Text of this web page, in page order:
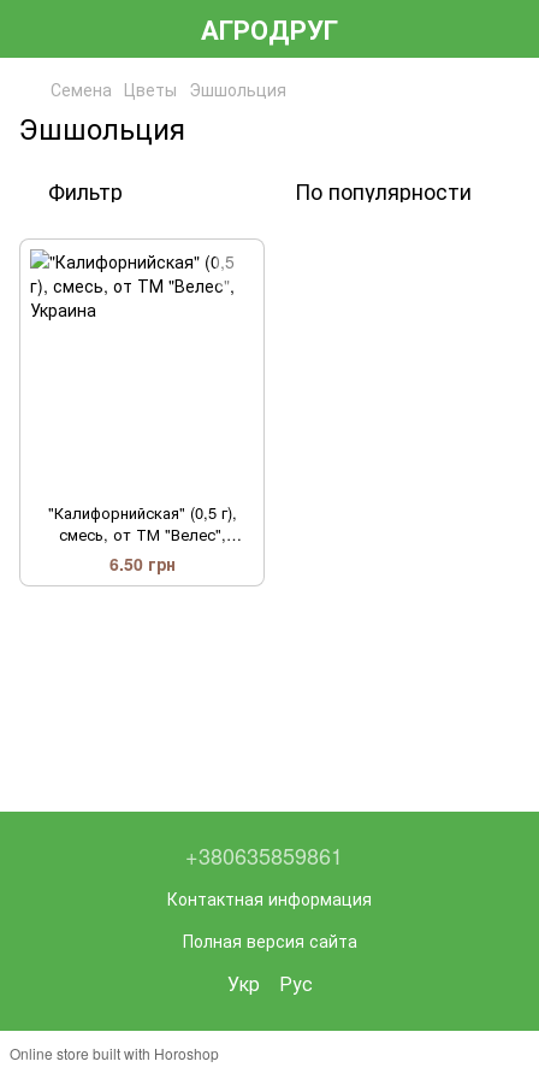
АГРОДРУГ
Семена Цветы Эшшольция
Эшшольция
Фильтр По популярности
"Калифорнийская" (0,5 г),
смесь, от ТМ "Велес",
Украина
6.50 грн
+380635859861
Контактная информация
Полная версия сайта
Укр Рус
Online store built with Horoshop